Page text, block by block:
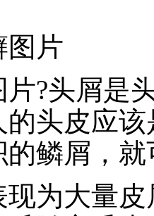
图片
?头屑是
头皮应
鳞屑，
为大量